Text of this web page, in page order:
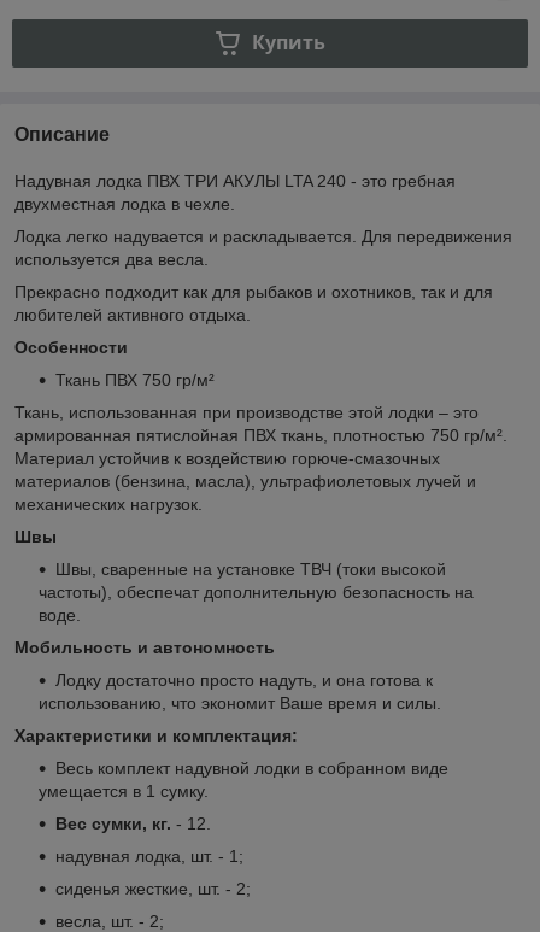
Купить
Описание
Надувная лодка ПВХ ТРИ АКУЛЫ LTA 240 - это гребная
двухместная лодка в чехле.
Лодка легко надувается и раскладывается. Для передвижения
используется два весла.
Прекрасно подходит как для рыбаков и охотников, так и для
любителей активного отдыха.
Особенности
Ткань ПВХ 750 гр/м²
Ткань, использованная при производстве этой лодки – это
армированная пятислойная ПВХ ткань, плотностью 750 гр/м².
Материал устойчив к воздействию горюче-смазочных
материалов (бензина, масла), ультрафиолетовых лучей и
механических нагрузок.
Швы
Швы, сваренные на установке ТВЧ (токи высокой
частоты), обеспечат дополнительную безопасность на
воде.
Мобильность и автономность
Лодку достаточно просто надуть, и она готова к
использованию, что экономит Ваше время и силы.
Характеристики и комплектация:
Весь комплект надувной лодки в собранном виде
умещается в 1 сумку.
Вес сумки, кг. - 12.
надувная лодка, шт. - 1;
сиденья жесткие, шт. - 2;
весла, шт. - 2;